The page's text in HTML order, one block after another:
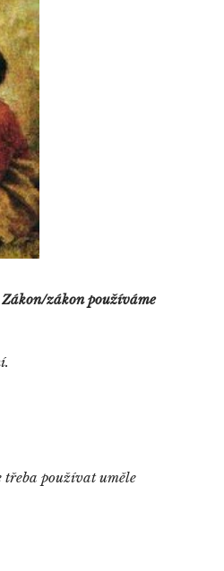
zákon používáme
používat uměle